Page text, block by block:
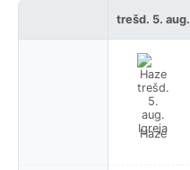
trešd. 5. aug.
Haze